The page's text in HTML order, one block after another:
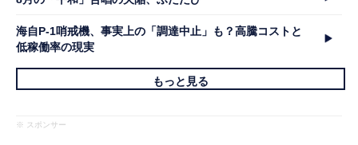
海自P-1哨戒機、事実上の「調達中止」も？高騰コストと
低稼働率の現実
もっと見る
※ スポンサー